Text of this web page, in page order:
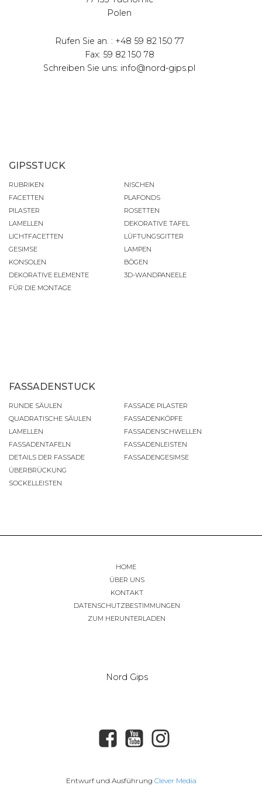
Polen
Rufen Sie an. : +48 59 82 150 77
Fax: 59 82 150 78
Schreiben Sie uns: info@nord-gips.pl
GIPSSTUCK
RUBRIKEN
FACETTEN
PILASTER
LAMELLEN
LICHTFACETTEN
GESIMSE
KONSOLEN
DEKORATIVE ELEMENTE
FÜR DIE MONTAGE
NISCHEN
PLAFONDS
ROSETTEN
DEKORATIVE TAFEL
LÜFTUNGSGITTER
LAMPEN
BÖGEN
3D-WANDPANEELE
FASSADENSTUCK
RUNDE SÄULEN
QUADRATISCHE SÄULEN
LAMELLEN
FASSADENTAFELN
DETAILS DER FASSADE
ÜBERBRÜCKUNG
SOCKELLEISTEN
FASSADE PILASTER
FASSADENKÖPFE
FASSADENSCHWELLEN
FASSADENLEISTEN
FASSADENGESIMSE
HOME
ÜBER UNS
KONTAKT
DATENSCHUTZBESTIMMUNGEN
ZUM HERUNTERLADEN
Nord Gips
Entwurf und Ausführung Clever Media